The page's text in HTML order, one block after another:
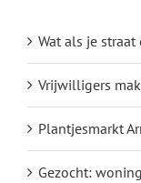
Wat als je
Vrijwilligers
Plantjesmarkt
Gezocht: